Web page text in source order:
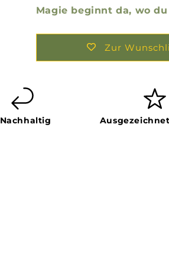
Magie beginnt da, wo
Zur
Nachhaltig